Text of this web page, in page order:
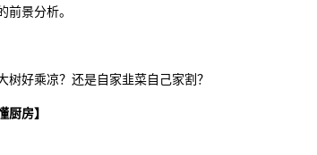
景分析。
好乘凉？还是自家韭菜自己家割？
房】